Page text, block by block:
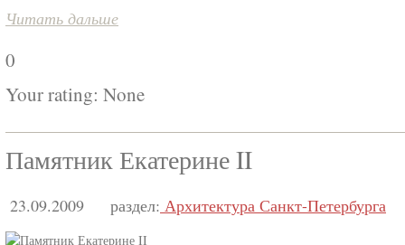
Читать дальше
0
Your rating: None
Памятник Екатерине II
23.09.2009 раздел: Архитектура Санкт-Петербурга